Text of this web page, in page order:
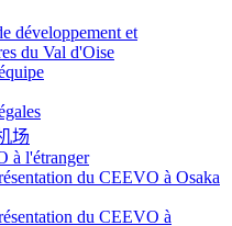
développement et
du Val d'Oise
场
à l'étranger
du CEEVO à Osaka
du CEEVO à